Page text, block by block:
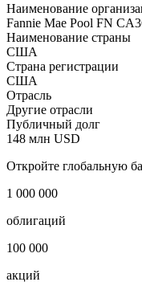
Наименование
Fannie Mae Pool FN
Наименование страны
США
Страна регистрации
США
Отрасль
Другие отрасли
Публичный долг
148 млн USD
Откройте глобальную
1 000 000
облигаций
100 000
акций